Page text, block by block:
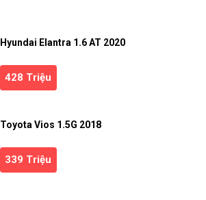
Hyundai Elantra 1.6 AT 2020
428 Triệu
Toyota Vios 1.5G 2018
339 Triệu